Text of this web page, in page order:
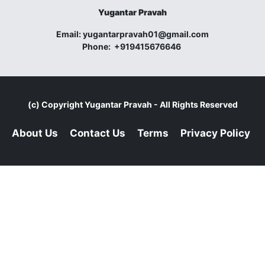
Yugantar Pravah
Email:yugantarpravah01@gmail.com
Phone: +919415676646
(c) CopyrightYugantar Pravah - All Rights Reserved
About Us Contact Us Terms Privacy Policy